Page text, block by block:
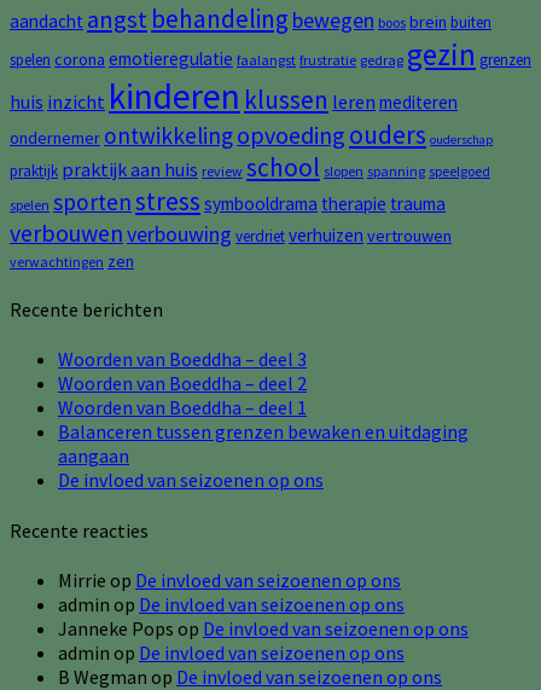
aandacht angst behandeling bewegen boos brein buiten
spelen corona emotieregulatie faalangst frustratie gedrag gezin grenzen
huis inzicht kinderen klussen leren mediteren
ondernemer ontwikkelingopvoeding ouders ouderschap
praktijk praktijk aan huis review school slopen spanning speelgoed
spelen sportenstress symbooldrama therapie trauma
verbouwenverbouwing verdrietverhuizen vertrouwen
verwachtingen zen
Recente berichten
Woorden van Boeddha – deel 3
Woorden van Boeddha – deel 2
Woorden van Boeddha – deel 1
Balanceren tussen grenzen bewaken en uitdaging
aangaan
De invloed van seizoenen op ons
Recente reacties
Mirrie op De invloed van seizoenen op ons
admin op De invloed van seizoenen op ons
Janneke Pops op De invloed van seizoenen op ons
admin op De invloed van seizoenen op ons
B Wegman op De invloed van seizoenen op ons